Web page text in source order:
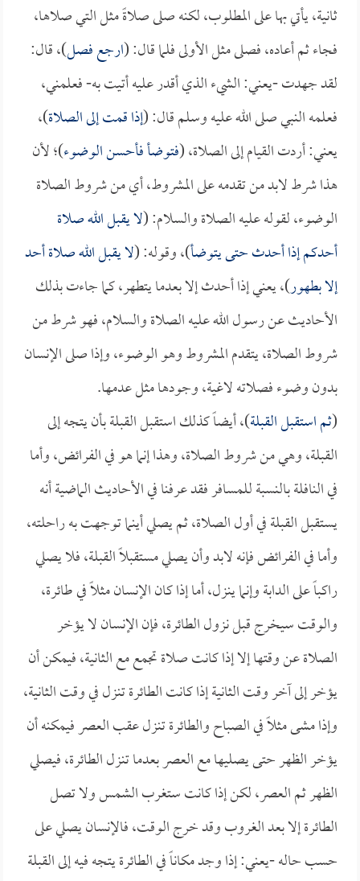
ثانية، يأتي بها على المطلوب، لكنه صلى صلاةً مثل التي صلاها،
فجاء ثم أعاده، فصلى مثل الأولى فلما قال: (ارجع فصل)، قال:
لقد جهدت -يعني: الشيء الذي أقدر عليه أتيت به- فعلمني،
فعلمه النبي صلى الله عليه وسلم قال: (إذا قمت إلى الصلاة)،
يعني: أردت القيام إلى الصلاة، (فتوضأ فأحسن الوضوء)؛ لأن
هذا شرط لابد من تقدمه على المشروط، أي من شروط الصلاة
الوضوء، لقوله عليه الصلاة والسلام: (لا يقبل الله صلاة
أحدكم إذا أحدث حتى يتوضأ)، وقوله: (لا يقبل الله صلاة أحد
إلا بطهور)، يعني إذا أحدث إلا بعدما يتطهر، كما جاءت بذلك
الأحاديث عن رسول الله عليه الصلاة والسلام، فهو شرط من
شروط الصلاة، يتقدم المشروط وهو الوضوء، وإذا صلى الإنسان
بدون وضوء فصلاته لاغية، وجودها مثل عدمها.
(ثم استقبل القبلة)، أيضاً كذلك استقبل القبلة بأن يتجه إلى
القبلة، وهي من شروط الصلاة، وهذا إنما هو في الفرائض، وأما
في النافلة بالنسبة للمسافر فقد عرفنا في الأحاديث الماضية أنه
يستقبل القبلة في أول الصلاة، ثم يصلي أينما توجهت به راحلته،
وأما في الفرائض فإنه لابد وأن يصلي مستقبلاً القبلة، فلا يصلي
راكباً على الدابة وإنما ينزل، أما إذا كان الإنسان مثلاً في طائرة،
والوقت سيخرج قبل نزول الطائرة، فإن الإنسان لا يؤخر
الصلاة عن وقتها إلا إذا كانت صلاة تجمع مع الثانية، فيمكن أن
يؤخر إلى آخر وقت الثانية إذا كانت الطائرة تنزل في وقت الثانية،
وإذا مشى مثلاً في الصباح والطائرة تنزل عقب العصر فيمكنه أن
يؤخر الظهر حتى يصليها مع العصر بعدما تنزل الطائرة، فيصلي
الظهر ثم العصر، لكن إذا كانت ستغرب الشمس ولا تصل
الطائرة إلا بعد الغروب وقد خرج الوقت، فالإنسان يصلي على
حسب حاله -يعني: إذا وجد مكاناً في الطائرة يتجه فيه إلى القبلة